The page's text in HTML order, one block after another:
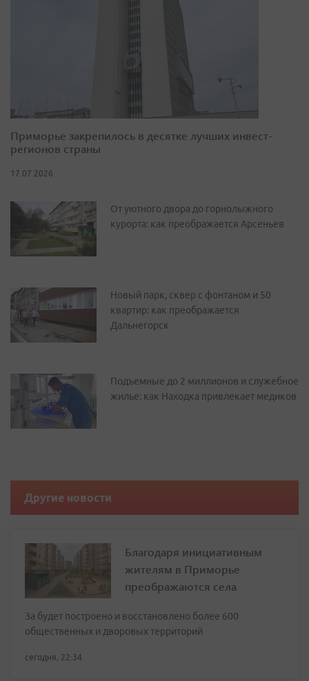
Приморье закрепилось в десятке лучших инвест-
регионов страны
17.07.2026
От уютного двора до горнолыжного
курорта: как преображается Арсеньев
Новый парк, сквер с фонтаном и 50
квартир: как преображается
Дальнегорск
Подъемные до 2 миллионов и служебное
жилье: как Находка привлекает медиков
Другие новости
Благодаря инициативным
жителям в Приморье
преображаются села
За будет построено и восстановлено более 600
общественных и дворовых территорий
сегодня, 22:34